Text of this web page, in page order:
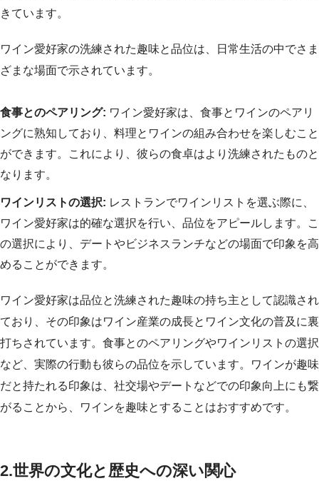
きています。
ワイン愛好家の洗練された趣味と品位は、日常生活の中でさま
ざまな場面で示されています。
食事とのペアリング: ワイン愛好家は、食事とワインのペアリ
ングに熟知しており、料理とワインの組み合わせを楽しむこと
ができます。これにより、彼らの食卓はより洗練されたものと
なります。
ワインリストの選択: レストランでワインリストを選ぶ際に、
ワイン愛好家は的確な選択を行い、品位をアピールします。こ
の選択により、デートやビジネスランチなどの場面で印象を高
めることができます。
ワイン愛好家は品位と洗練された趣味の持ち主として認識され
ており、その印象はワイン産業の成長とワイン文化の普及に裏
打ちされています。食事とのペアリングやワインリストの選択
など、実際の行動も彼らの品位を示しています。ワインが趣味
だと持たれる印象は、社交場やデートなどでの印象向上にも繋
がることから、ワインを趣味とすることはおすすめです。
2.世界の文化と歴史への深い関心